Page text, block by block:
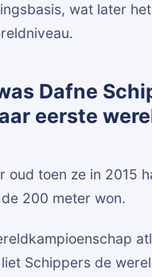
wat later
Dafne
eerste
oud toen ze in 2015
200 meter won.
Schippers de